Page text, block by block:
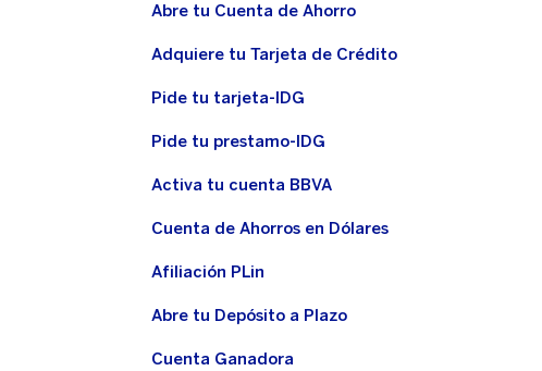
Abre tu Cuenta de Ahorro
Adquiere tu Tarjeta de Crédito
Pide tu tarjeta-IDG
Pide tu prestamo-IDG
Activa tu cuenta BBVA
Cuenta de Ahorros en Dólares
Afiliación PLin
Abre tu Depósito a Plazo
Cuenta Ganadora